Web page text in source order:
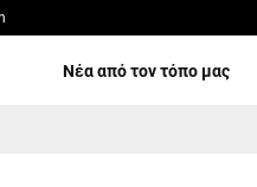
Νέα από τον τόπο μας